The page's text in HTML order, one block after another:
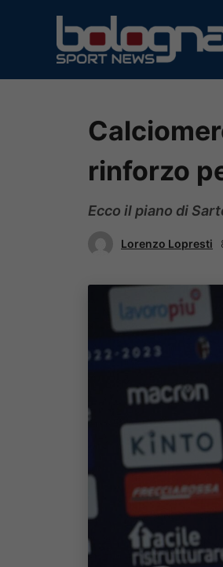
contenuto
rinforzo
Ecco il piano di
Lorenzo Lopresti